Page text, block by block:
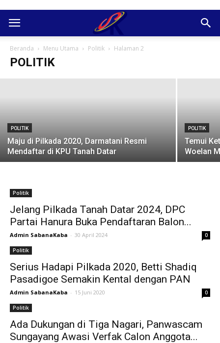
Beranda Menu Utama Politik Halaman 2
POLITIK
POLITIK
Pemilu Semakin Dekat, Caleg HK dan
Tokoh Ulama Kian Akrab
Admin SabanaKaba
POLITIK
Maju di Pilkada 2020, Darmatani Resmi
Mendaftar di KPU Tanah Datar
POLITIK
Temui
Woelan
Politik
Jelang Pilkada Tanah Datar 2024, DPC
Partai Hanura Buka Pendaftaran Balon...
Admin SabanaKaba - 30 April 2024 0
Politik
Serius Hadapi Pilkada 2020, Betti Shadiq
Pasadigoe Semakin Kental dengan PAN
Admin SabanaKaba - 15 Juni 2020 0
Politik
Ada Dukungan di Tiga Nagari, Panwascam
Sungayang Awasi Verfak Calon Anggota...